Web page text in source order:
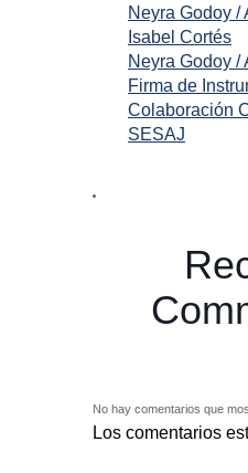
Neyra Godoy /
Isabel Cortés
Neyra Godoy /
Firma de
Colaboración
SESAJ
No hay comentarios que
Los comentarios